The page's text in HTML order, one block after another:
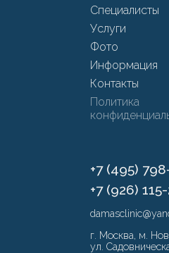
Специалисты
Услуги
Фото
Информация
Контакты
Политика
+7 (495)
+7 (926)
г. Москва, м.
ул.